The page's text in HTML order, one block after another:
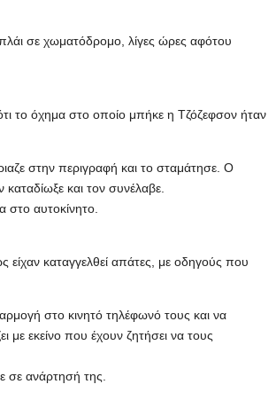
σε χωματόδρομο, λίγες ώρες αφότου
το όχημα στο οποίο μπήκε η Τζόζεφσον ήταν
στην περιγραφή και το σταμάτησε. Ο
και τον συνέλαβε.
στο αυτοκίνητο.
είχαν καταγγελθεί απάτες, με οδηγούς που
στο κινητό τηλέφωνό τους και να
με εκείνο που έχουν ζητήσει να τους
σε ανάρτησή της.